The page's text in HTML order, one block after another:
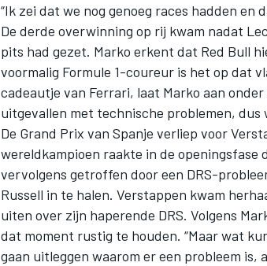
“Ik zei dat we nog genoeg races hadden en
De derde overwinning op rij kwam nadat
pits had gezet. Marko erkent dat Red Bull
voormalig Formule 1-coureur is het op dat
cadeautje van Ferrari, laat Marko aan onder
uitgevallen met technische problemen, dus
De Grand Prix van Spanje verliep voor
wereldkampioen raakte in de openingsfase
vervolgens getroffen door een DRS-
Russell in te halen. Verstappen kwam
uiten over zijn haperende DRS. Volgens
dat moment rustig te houden. “Maar wat
gaan uitleggen waarom er een probleem